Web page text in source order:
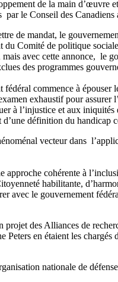
de la main
le Conseil des Canadiens
de mandat, le
Comité de politique
avec cette annonce, le
des programmes
commence à
exhaustif pour assurer
à l’injustice et aux
définition du
vecteur dans
cohérente à
habilitante,
le gouvernement
des Alliances de
en étaient les chargés
nationale de